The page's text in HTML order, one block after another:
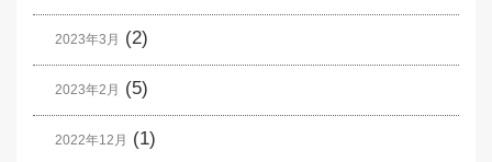
2023年3月 (2)
2023年2月 (5)
2022年12月 (1)